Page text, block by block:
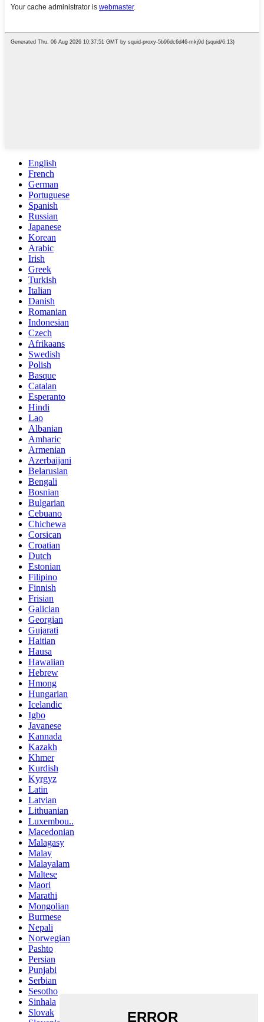
English
French
German
Portuguese
Spanish
Russian
Japanese
Korean
Arabic
Irish
Greek
Turkish
Italian
Danish
Romanian
Indonesian
Czech
Afrikaans
Swedish
Polish
Basque
Catalan
Esperanto
Hindi
Lao
Albanian
Amharic
Armenian
Azerbaijani
Belarusian
Bengali
Bosnian
Bulgarian
Cebuano
Chichewa
Corsican
Croatian
Dutch
Estonian
Filipino
Finnish
Frisian
Galician
Georgian
Gujarati
Haitian
Hausa
Hawaiian
Hebrew
Hmong
Hungarian
Icelandic
Igbo
Javanese
Kannada
Kazakh
Khmer
Kurdish
Kyrgyz
Latin
Latvian
Lithuanian
Luxembou..
Macedonian
Malagasy
Malay
Malayalam
Maltese
Maori
Marathi
Mongolian
Burmese
Nepali
Norwegian
Pashto
Persian
Punjabi
Serbian
Sesotho
Sinhala
Slovak